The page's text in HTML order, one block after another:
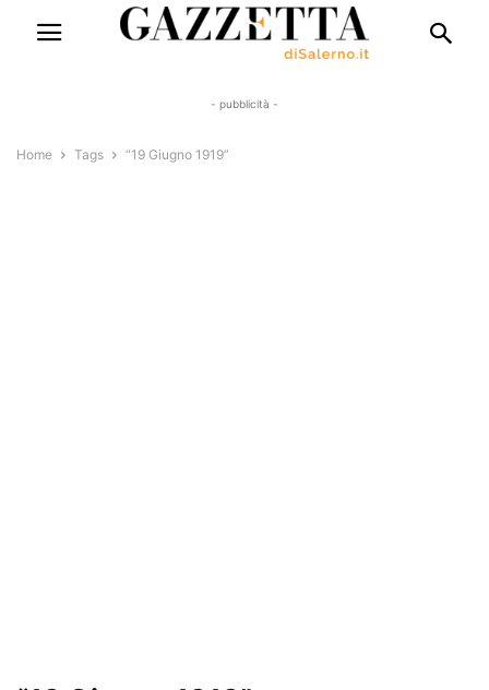
- pubblicità -
Home Tags “19 Giugno 1919”